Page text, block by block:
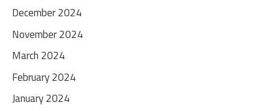
December 2024
November 2024
March 2024
February 2024
January 2024